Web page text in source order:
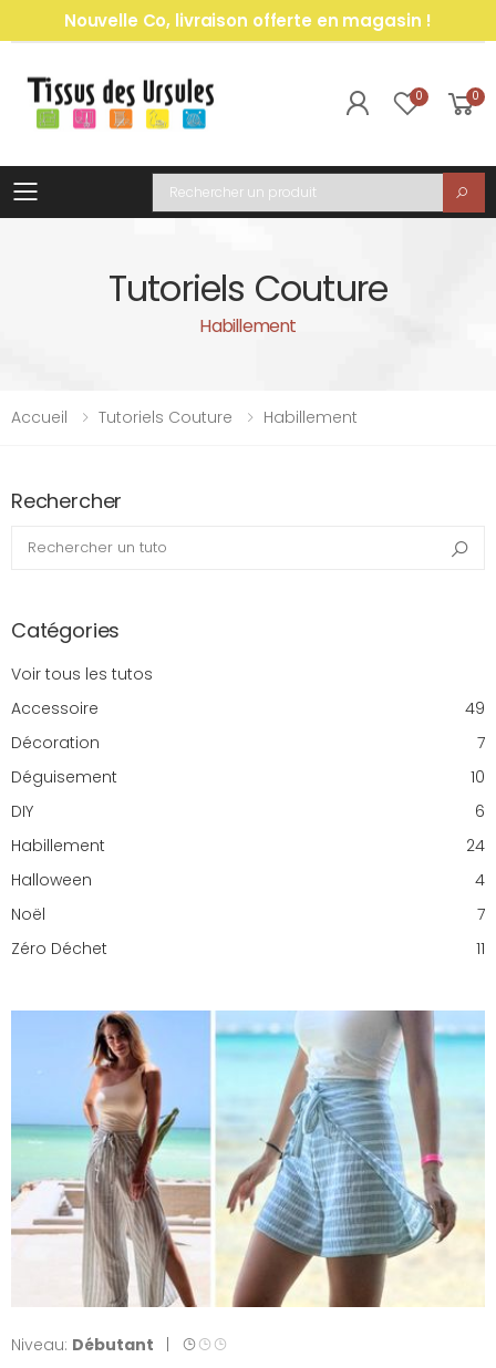
Nouvelle Co, livraison offerte en magasin !
0 0
Toggle mobile menu
Recherche
Tutoriels Couture
Habillement
Accueil Tutoriels Couture Habillement
Rechercher
Rechercher un tuto
Catégories
Voir tous les tutos
Accessoire
49
Décoration
7
Déguisement
10
DIY
6
Habillement
24
Halloween
4
Noël
7
Zéro Déchet
11
Niveau: Débutant |